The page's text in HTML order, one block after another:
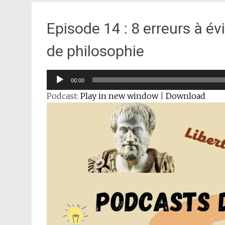
Episode 14 : 8 erreurs à
de philosophie
Lecteur
audio
00:00
Podcast: Play in new window| Download